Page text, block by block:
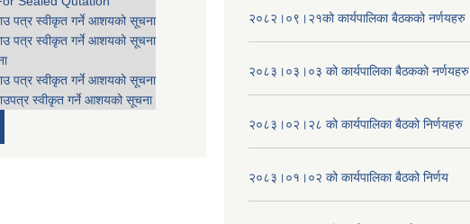
पत्र स्वीकृत गर्ने आशयको सूचना
पत्र स्वीकृत गर्ने आशयको सूचना
पत्र स्वीकृत गर्ने आशयको सूचना
स्वीकृत गर्ने आशयको सूचना
२०८२।०९।२१को कार्यपालिका बैठकको नर्णयहरु
२०८३।०३।०३ को कार्यपालिका बैठकको नर्णयहरु
२०८३।०२।२८ को कार्यपालिका बैठको निर्णयहरु
२०८३।०१।०२ को कार्यपालिका बैठको निर्णय